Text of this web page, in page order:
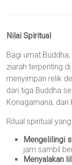
Nilai Spiritual
Bagi umat
ziarah terpenting
menyimpan relik
dari tiga Buddha
Konagamana, dan
Ritual spiritual
Mengelilingi
jam sambil
Menyalakan